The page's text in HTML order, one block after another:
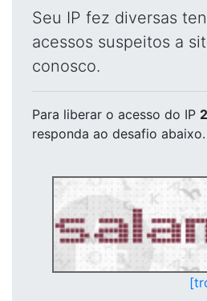
Seu IP fez diversas
acessos suspeitos a
conosco.
Para liberar o acesso do IP
responda ao desafio abaixo.